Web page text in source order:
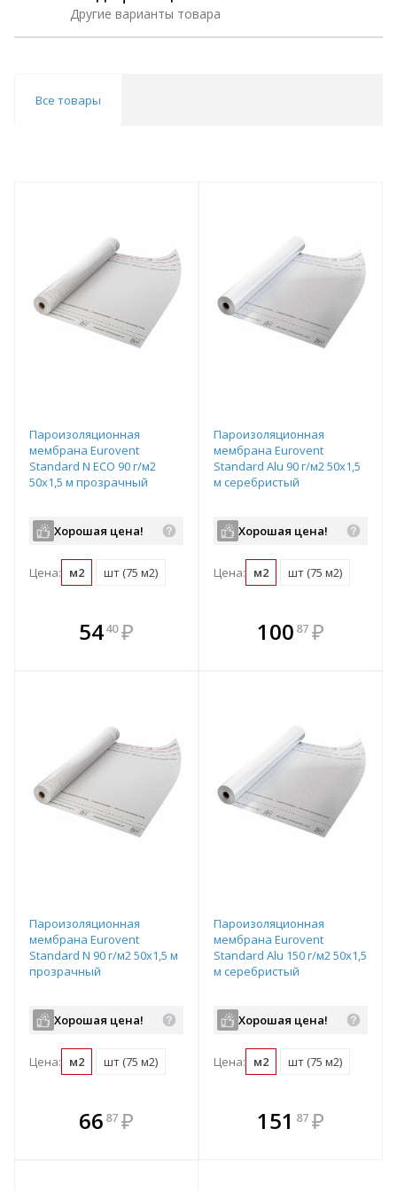
Другие варианты товара
Все товары
Пароизоляционная
мембрана Eurovent
Standard N ECO 90 г/м2
50х1,5 м прозрачный
Хорошая цена!
Цена: м2 шт (75 м2)
5440 ₽
В комплекте
всегда выгоднее!
Пароизоляционная
мембрана Eurovent
Standard Alu 90 г/м2 50х1,5
м серебристый
Хорошая цена!
Цена: м2 шт (75 м2)
В комплекте
всегда выгоднее!
100 87 ₽
Пароизоляционная
мембрана Eurovent
Standard N 90 г/м2 50х1,5 м
прозрачный
Хорошая цена!
Цена: м2 шт (75 м2)
66 87 ₽
В комплекте
всегда выгоднее!
Пароизоляционная
мембрана Eurovent
Standard Alu 150 г/м2 50х1,5
м серебристый
Хорошая цена!
Цена: м2 шт (75 м2)
В комплекте
всегда выгоднее!
151 87 ₽